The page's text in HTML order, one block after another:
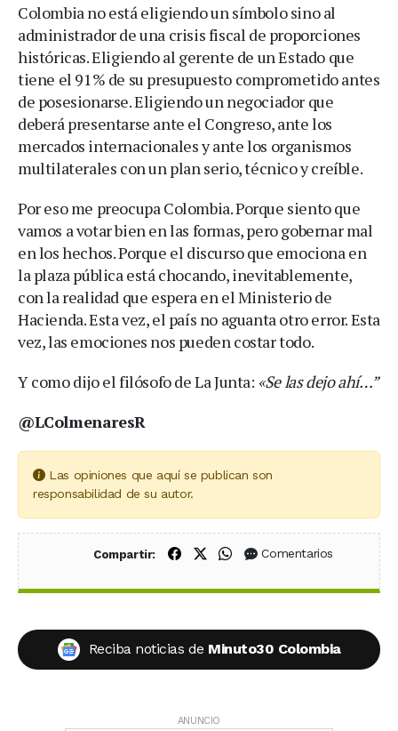
Colombia no está eligiendo un símbolo sino al
administrador de una crisis fiscal de proporciones
históricas. Eligiendo al gerente de un Estado que
tiene el 91% de su presupuesto comprometido antes
de posesionarse. Eligiendo un negociador que
deberá presentarse ante el Congreso, ante los
mercados internacionales y ante los organismos
multilaterales con un plan serio, técnico y creíble.
Por eso me preocupa Colombia. Porque siento que
vamos a votar bien en las formas, pero gobernar mal
en los hechos. Porque el discurso que emociona en
la plaza pública está chocando, inevitablemente,
con la realidad que espera en el Ministerio de
Hacienda. Esta vez, el país no aguanta otro error. Esta
vez, las emociones nos pueden costar todo.
Y como dijo el filósofo de La Junta: «Se las dejo ahí…”
@LColmenaresR
Las opiniones que aquí se publican son
responsabilidad de su autor.
Compartir: Compartir en Facebook
Compartir en X (Twitter)
Compartir en WhatsApp
Comentarios
Reciba noticias de Minuto30 Colombia
ANUNCIO